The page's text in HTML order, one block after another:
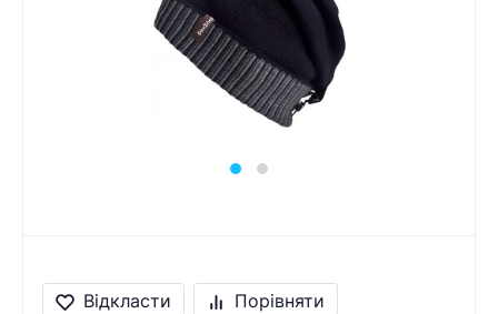
Відкласти Порівняти
Повідомлення